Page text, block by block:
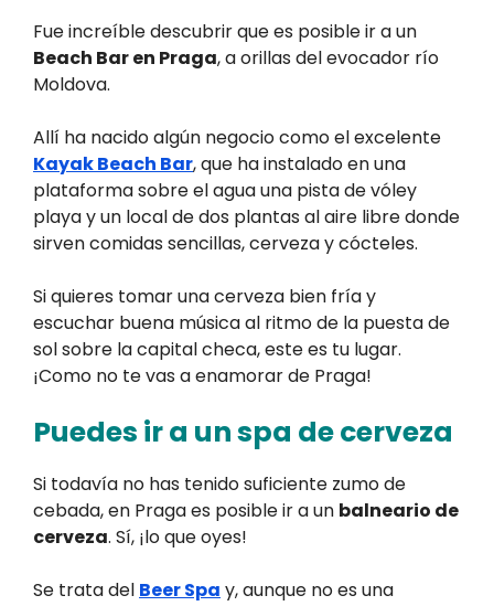
Fue increíble descubrir que es posible ir a un
Beach Bar en Praga, a orillas del evocador río
Moldova.
Allí ha nacido algún negocio como el excelente
Kayak Beach Bar, que ha instalado en una
plataforma sobre el agua una pista de vóley
playa y un local de dos plantas al aire libre donde
sirven comidas sencillas, cerveza y cócteles.
Si quieres tomar una cerveza bien fría y
escuchar buena música al ritmo de la puesta de
sol sobre la capital checa, este es tu lugar.
¡Como no te vas a enamorar de Praga!
Puedes ir a un spa de cerveza
Si todavía no has tenido suficiente zumo de
cebada, en Praga es posible ir a un balneario de
cerveza. Sí, ¡lo que oyes!
Se trata del Beer Spa y, aunque no es una